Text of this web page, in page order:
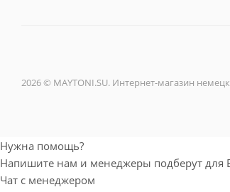
2026 © MAYTONI.SU. Интернет-магазин
Нужна помощь?
Напишите нам и менеджеры подберут для
Чат с менеджером